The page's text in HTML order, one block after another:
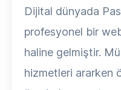
Dijital dünyada
profesyonel bir
haline gelmiştir.
hizmetleri ararken